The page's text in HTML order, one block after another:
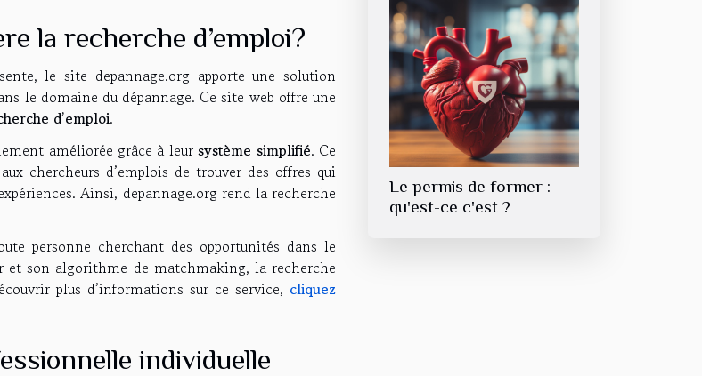
la recherche d’emploi?
le site depannage.org apporte une solution
le domaine du dépannage. Ce site web offre une
d’emploi.
améliorée grâce à leursystème simplifié. Ce
chercheurs d’emplois de trouver des offres qui
Ainsi, depannage.org rend la recherche
personne cherchant des opportunités dans le
et son algorithme de matchmaking, la recherche
plus d’informations sur ce service, cliquez
individuelle
Le permis de former :
qu'est-ce c'est ?